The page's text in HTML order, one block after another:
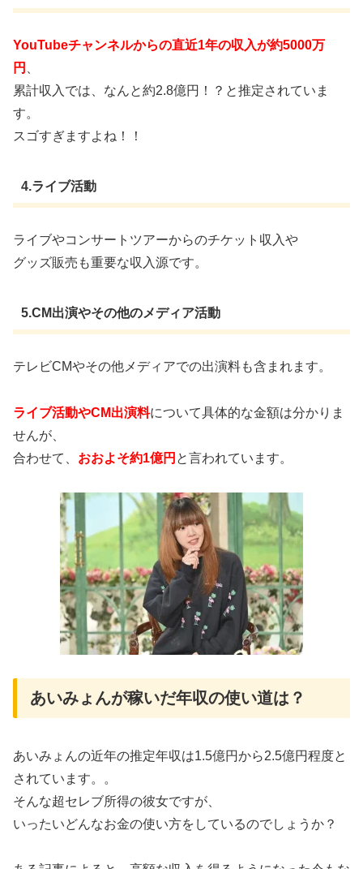
YouTubeチャンネルからの直近1年の収入が約5000万
円
累計収入では、なんと約2.8億円！？と推定されていま
す。
スゴすぎますよね！！
4.ライブ活動
ライブやコンサートツアーからのチケット収入や
グッズ販売も重要な収入源です。
5.CM出演やその他のメディア活動
テレビCMやその他メディアでの出演料も含まれます。
ライブ活動やCM出演料について具体的な金額は分かりま
せんが、
合わせて、 おおよそ約1億円 と言われています。
あいみょんが稼いだ年収の使い道は？
あいみょんの近年の推定年収は1.5億円から2.5億円程度と
されています。。
そんな超セレブ所得の彼女ですが、
いったいどんなお金の使い方をしているのでしょうか？